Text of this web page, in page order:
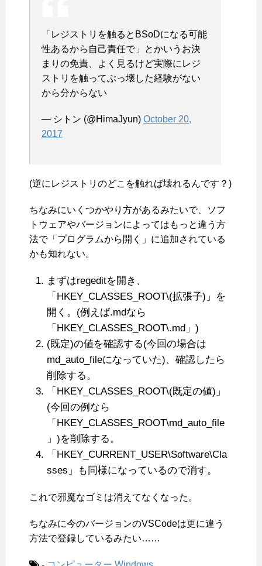
「レジストリを触るとBSoDになる可能
性あるから自己責任で」とかいうお決
まりの免責、よく見るけど実際にレジ
ストリを触ってぶっ壊した経験がない
から分からない
— シトン (@HimaJyun) October 20,
2017
(逆にレジストリのどこを触れば壊れるんです？)
ちなみにいくつかやり方があるみたいで、ソフ
トウェアやバージョンによってはもっと違う方
法で「プログラムから開く」に追加されている
かも知れない。
まずはregeditを開き、
「HKEY_CLASSES_ROOT\(拡張子)」を
開く。(例えば.mdなら
「HKEY_CLASSES_ROOT\.md」)
(既定)の値を確認する(今回の場合は
md_auto_fileになっていた)、確認したら
削除する。
「HKEY_CLASSES_ROOT\(既定の値)」
(今回の例なら
「HKEY_CLASSES_ROOT\md_auto_file
」)を削除する。
「HKEY_CURRENT_USER\Software\Cla
sses」も同様になっているので消す。
これで邪魔なゴミは消えてなくなった。
ちなみに今のバージョンのVSCodeは更に違う
方法で登録しているみたい……